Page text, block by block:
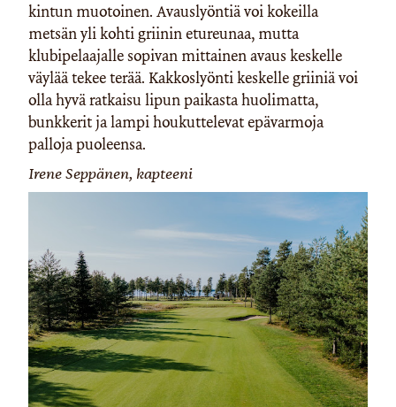
kintun muotoinen. Avauslyöntiä voi kokeilla
metsän yli kohti griinin etureunaa, mutta
klubipelaajalle sopivan mittainen avaus keskelle
väylää tekee terää. Kakkoslyönti keskelle griiniä voi
olla hyvä ratkaisu lipun paikasta huolimatta,
bunkkerit ja lampi houkuttelevat epävarmoja
palloja puoleensa.
Irene Seppänen, kapteeni